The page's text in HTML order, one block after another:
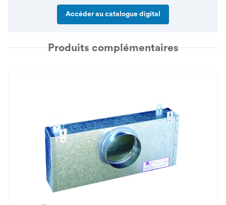
Accéder au catalogue digital
Produits complémentaires